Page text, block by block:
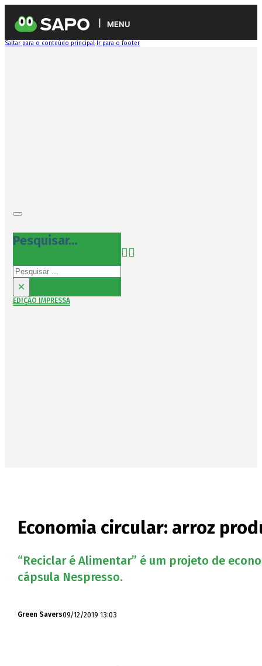
MENU
Saltar para o conteúdo principal Ir para o footer
Pesquisar...
Pesquisar
×
EDIÇÃO IMPRESSA
Economia circular: arroz
“Reciclar é Alimentar” é um projeto de
cápsula Nespresso.
Green Savers09/12/2019 13:03